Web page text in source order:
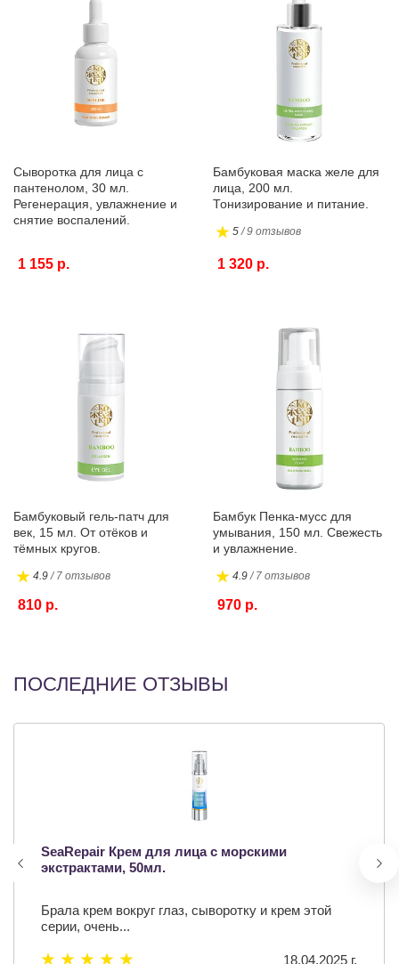
Сыворотка для лица с
пантенолом, 30 мл.
Регенерация, увлажнение и
снятие воспалений.
1 155 р.
Бамбуковая маска желе для
лица, 200 мл.
Тонизирование и питание.
5/ 9 отзывов
1 320 р.
Бамбуковый гель-патч для
век, 15 мл. От отёков и
тёмных кругов.
4.9/ 7 отзывов
810 р.
Бамбук Пенка-мусс для
умывания, 150 мл. Свежесть
и увлажнение.
4.9/ 7 отзывов
970 р.
ПОСЛЕДНИЕ ОТЗЫВЫ
SeaRepair Крем для лица с морскими
экстрактами, 50мл.
Брала крем вокруг глаз, сыворотку и крем этой
серии, очень...
18.04.2025 г.